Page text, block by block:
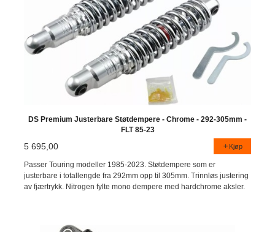
DS Premium Justerbare Støtdempere - Chrome - 292-305mm -
FLT 85-23
5 695,00 Kjøp
Passer Touring modeller 1985-2023. Støtdempere som er
justerbare i totallengde fra 292mm opp til 305mm. Trinnløs justering
av fjærtrykk. Nitrogen fylte mono dempere med hardchrome aksler.